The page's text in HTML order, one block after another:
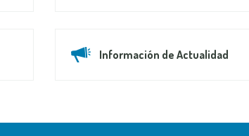
Información de Actualidad